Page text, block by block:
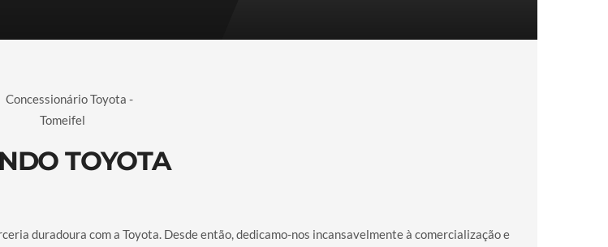
TOYOTA
duradoura com a Toyota. Desde então, dedicamo-nos incansavelmente à comercialização e